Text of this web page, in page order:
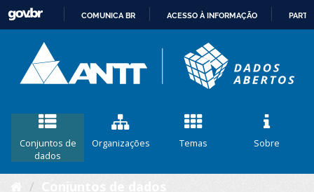
CONTEÚDO
COMUNICA BR ACESSO À INFORMAÇÃO
Conjuntos de
dados
Organizações Temas Sobre